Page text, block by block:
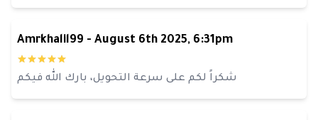
Amrkhalil99 - August 6th 2025, 6:31pm
شكراً لكم على سرعة التحويل، بارك الله فيكم